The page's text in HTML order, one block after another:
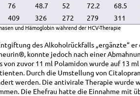
76 48.7 52 72.2 68.5
409 326 272 279 311
und Hämoglobin während der HCV-Therapie
des Alkoholrückfalls „ergänzte“
konnte jedoch nach einer
von zuvor 11 ml Polamidon wurde auf 13
Durch die Umstellung von
werden. Die antivirale Therapie wurde
Die Ehefrau hatte die Einnahme mit